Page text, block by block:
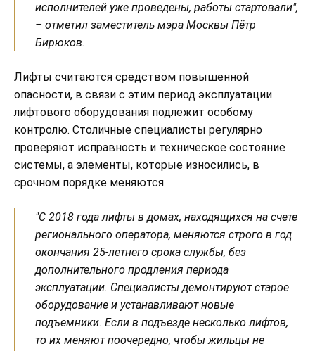
исполнителей уже проведены, работы стартовали",
– отметил заместитель мэра Москвы Пётр
Бирюков.
Лифты считаются средством повышенной
опасности, в связи с этим период эксплуатации
лифтового оборудования подлежит особому
контролю. Столичные специалисты регулярно
проверяют исправность и техническое состояние
системы, а элементы, которые износились, в
срочном порядке меняются.
"С 2018 года лифты в домах, находящихся на счете
регионального оператора, меняются строго в год
окончания 25-летнего срока службы, без
дополнительного продления периода
эксплуатации. Специалисты демонтируют старое
оборудование и устанавливают новые
подъемники. Если в подъезде несколько лифтов,
то их меняют поочередно, чтобы жильцы не